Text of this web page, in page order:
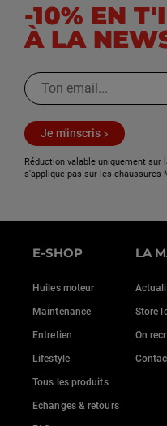
-10% EN
À LA
Je m'inscris
Réduction valable uniquement sur
s'applique pas sur les chaussures
E-SHOP
Huiles moteur
Maintenance
Entretien
Lifestyle
Tous les produits
Echanges & retours
LA
Store
On